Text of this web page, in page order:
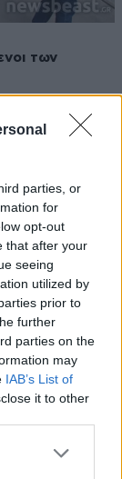
parties, or
for
opt-out
that after your
seeing
utilized by
prior to
further
parties on the
may
IAB’s List of
it to other
Google
των
και